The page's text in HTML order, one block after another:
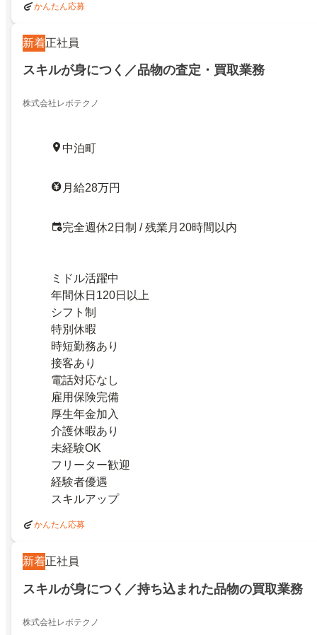
かんたん応募
新着正社員
スキルが身につく／品物の査定・買取業務
株式会社レボテクノ
中泊町
月給28万円
完全週休2日制 / 残業月20時間以内
ミドル活躍中
年間休日120日以上
シフト制
特別休暇
時短勤務あり
接客あり
電話対応なし
雇用保険完備
厚生年金加入
介護休暇あり
未経験OK
フリーター歓迎
経験者優遇
スキルアップ
かんたん応募
新着正社員
スキルが身につく／持ち込まれた品物の買取業務
株式会社レボテクノ